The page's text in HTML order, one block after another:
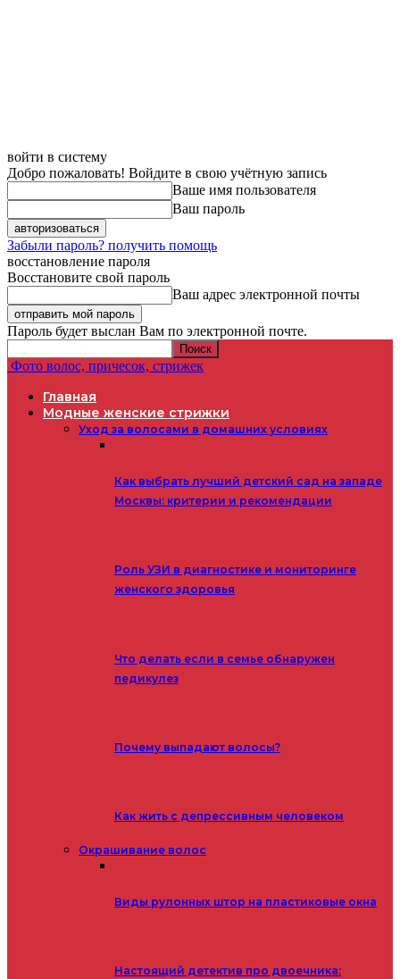
войти в систему
Добро пожаловать! Войдите в свою учётную запись
Ваше имя пользователя
Ваш пароль
Забыли пароль? получить помощь
восстановление пароля
Восстановите свой пароль
Ваш адрес электронной почты
Пароль будет выслан Вам по электронной почте.
Фото волос, причесок, стрижек
Главная
Модные женские стрижки
Уход за волосами в домашних условиях
Как выбрать лучший детский сад на западе
Москвы: критерии и рекомендации
Роль УЗИ в диагностике и мониторинге
женского здоровья
Что делать если в семье обнаружен
педикулез
Почему выпадают волосы?
Как жить с депрессивным человеком
Окрашивание волос
Виды рулонных штор на пластиковые окна
Настоящий детектив про двоечника: